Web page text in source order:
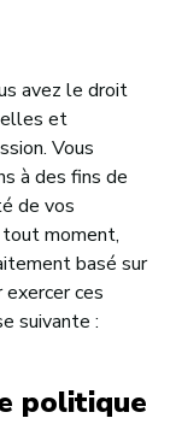
avez le droit
et
Vous
à des fins de
de vos
moment,
basé sur
ces
suivante :
politique